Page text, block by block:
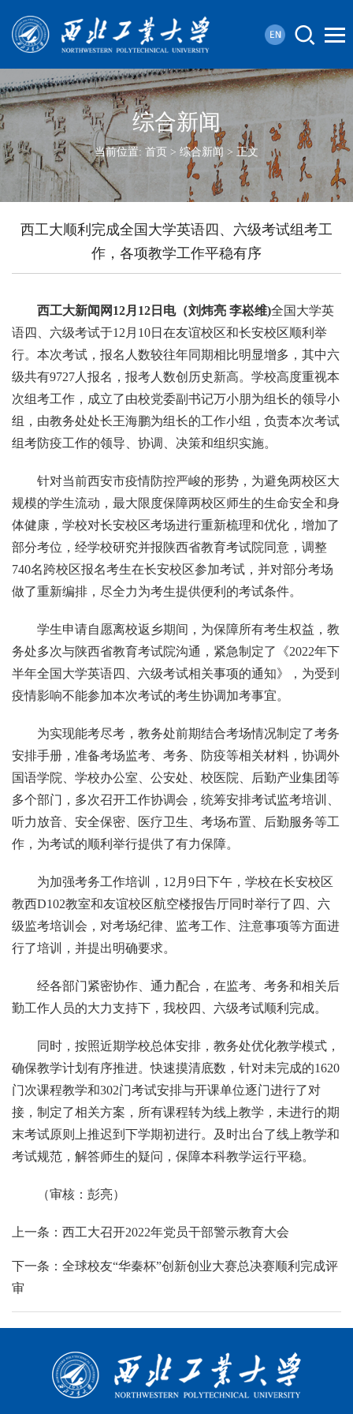
综合新闻
当前位置: 首页 > 综合新闻 > 正文
西工大顺利完成全国大学英语四、六级考试组考工
作，各项教学工作平稳有序
西工大新闻网12月12日电（刘炜亮 李崧维)全国大学英
语四、六级考试于12月10日在友谊校区和长安校区顺利举
行。本次考试，报名人数较往年同期相比明显增多，其中六
级共有9727人报名，报考人数创历史新高。学校高度重视本
次组考工作，成立了由校党委副书记万小朋为组长的领导小
组，由教务处处长王海鹏为组长的工作小组，负责本次考试
组考防疫工作的领导、协调、决策和组织实施。
针对当前西安市疫情防控严峻的形势，为避免两校区大
规模的学生流动，最大限度保障两校区师生的生命安全和身
体健康，学校对长安校区考场进行重新梳理和优化，增加了
部分考位，经学校研究并报陕西省教育考试院同意，调整
740名跨校区报名考生在长安校区参加考试，并对部分考场
做了重新编排，尽全力为考生提供便利的考试条件。
学生申请自愿离校返乡期间，为保障所有考生权益，教
务处多次与陕西省教育考试院沟通，紧急制定了《2022年下
半年全国大学英语四、六级考试相关事项的通知》，为受到
疫情影响不能参加本次考试的考生协调加考事宜。
为实现能考尽考，教务处前期结合考场情况制定了考务
安排手册，准备考场监考、考务、防疫等相关材料，协调外
国语学院、学校办公室、公安处、校医院、后勤产业集团等
多个部门，多次召开工作协调会，统筹安排考试监考培训、
听力放音、安全保密、医疗卫生、考场布置、后勤服务等工
作，为考试的顺利举行提供了有力保障。
为加强考务工作培训，12月9日下午，学校在长安校区
教西D102教室和友谊校区航空楼报告厅同时举行了四、六
级监考培训会，对考场纪律、监考工作、注意事项等方面进
行了培训，并提出明确要求。
经各部门紧密协作、通力配合，在监考、考务和相关后
勤工作人员的大力支持下，我校四、六级考试顺利完成。
同时，按照近期学校总体安排，教务处优化教学模式，
确保教学计划有序推进。快速摸清底数，针对未完成的1620
门次课程教学和302门考试安排与开课单位逐门进行了对
接，制定了相关方案，所有课程转为线上教学，未进行的期
末考试原则上推迟到下学期初进行。及时出台了线上教学和
考试规范，解答师生的疑问，保障本科教学运行平稳。
（审核：彭亮）
上一条：西工大召开2022年党员干部警示教育大会
下一条：全球校友“华秦杯”创新创业大赛总决赛顺利完成评
审